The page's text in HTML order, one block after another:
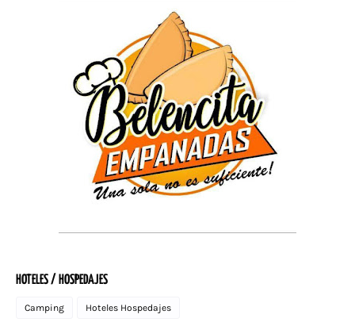
HOTELES / HOSPEDAJES
Camping Hoteles Hospedajes